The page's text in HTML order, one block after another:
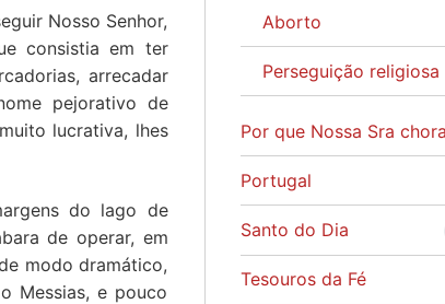
Nosso Senhor,
consistia em ter
arrecadar
pejorativo de
lucrativa, lhes
do lago de
de operar, em
modo dramático,
Messias, e pouco
Aborto
Perseguição religiosa
Por que Nossa Sra
Portugal
Santo do Dia
Tesouros da Fé